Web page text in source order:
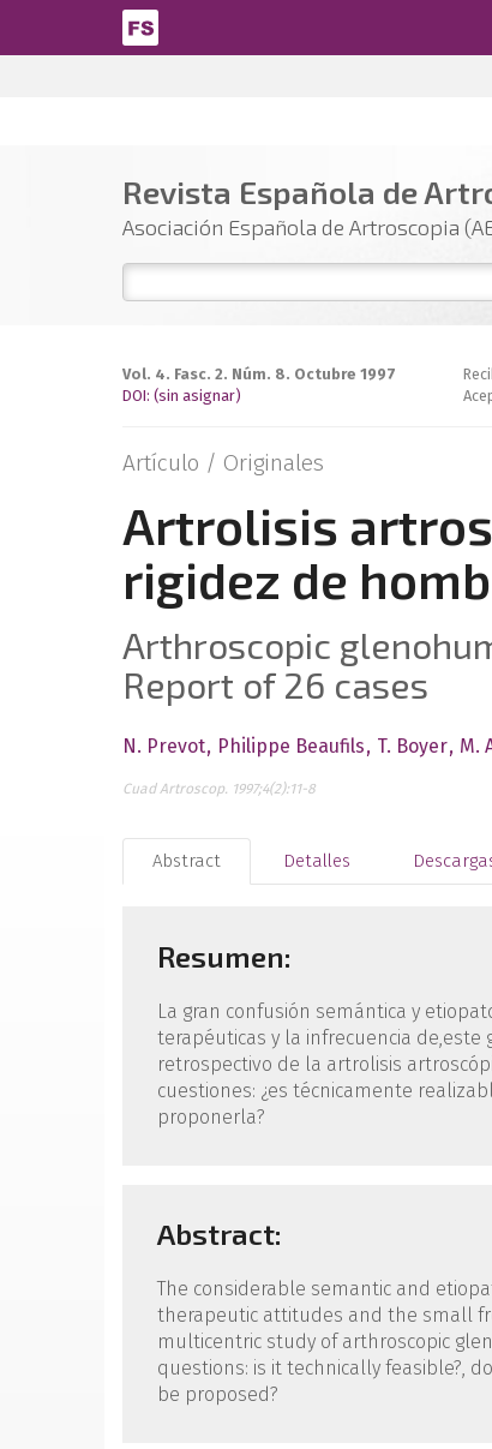
Pasar al contenido principal
Revista Española de
Asociación Española de Artroscopia
Vol. 4. Fasc. 2. Núm. 8. Octubre 1997
DOI: (sin asignar)
Artículo / Originales
Artrolisis
rigidez de
Arthroscopic
Report of 26 cases
N. Prevot Philippe Beaufils T. Boyer M.
Cuad Artroscop. 1997;4(2):11-8
Abstract Detalles
Resumen:
La gran confusión semántica y
terapéuticas y la infrecuencia
retrospectivo de la artrolisis
cuestiones: ¿es técnica­mente
proponerla?
Abstract:
The considerable semantic and
therapeutic attitu­des and the small
multicentric study of arthroscopic
ques­tions: is it technically feasible?,
be proposed?